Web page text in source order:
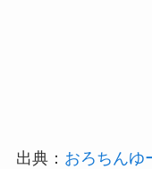
出典： おろちんゆ